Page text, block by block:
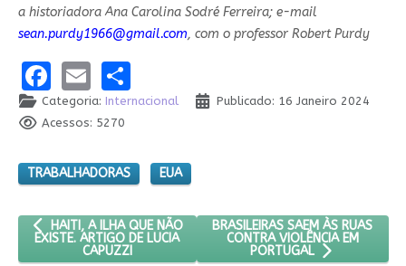
a historiadora Ana Carolina Sodré Ferreira; e-mail
sean.purdy1966@gmail.com, com o professor Robert Purdy
Facebook
EmailShare
Categoria: Internacional
Publicado: 16 Janeiro 2024
Acessos: 5270
TRABALHADORAS EUA
ARTIGO ANTERIOR: HAITI, A ILHA QUE NÃO EXISTE. ARTIGO DE
HAITI, A ILHA QUE NÃO
EXISTE. ARTIGO DE LUCIA
CAPUZZI
PRÓXIMO ARTIGO: BRASILEIRAS
BRASILEIRAS SAEM ÀS RUAS
CONTRA VIOLÊNCIA EM
PORTUGAL